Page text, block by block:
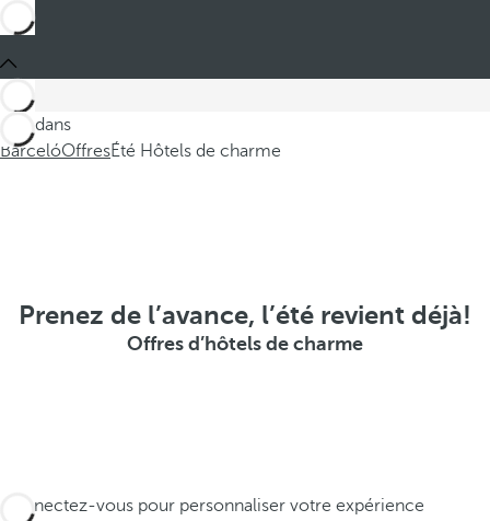
Ces dans
BarcelóOffresÉté Hôtels de charme
Prenez de l’avance, l’été revient déjà!
Offres d’hôtels de charme
Connectez-vous pour personnaliser votre expérience